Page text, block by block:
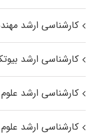
کارشناسی ارشد
کارشناسی ارشد
کارشناسی ارشد
کارشناسی ارشد